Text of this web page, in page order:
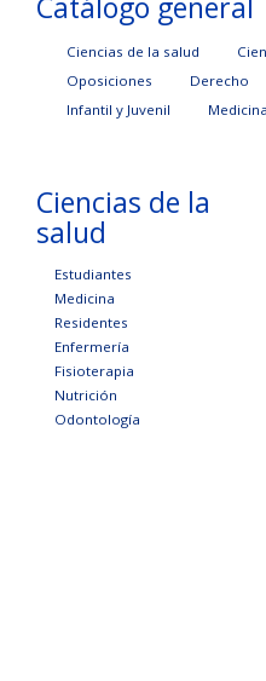
Ciencias de la salud
Oposiciones
Derecho
Infantil y Juvenil
Ciencias de la
salud
Estudiantes
Medicina
Residentes
Enfermería
Fisioterapia
Nutrición
Odontología